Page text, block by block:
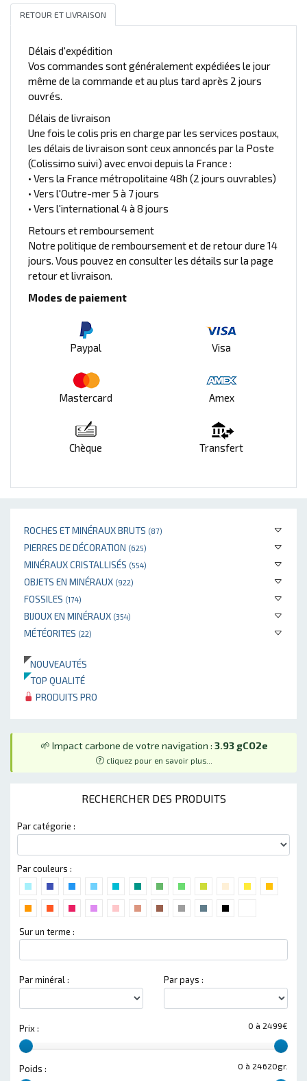
ROCHES ET MINÉRAUX BRUTS (87)
PIERRES DE DÉCORATION (625)
MINÉRAUX CRISTALLISÉS (554)
OBJETS EN MINÉRAUX (922)
FOSSILES (174)
BIJOUX EN MINÉRAUX (354)
MÉTÉORITES (22)
NOUVEAUTÉS
TOP QUALITÉ
PRODUITS PRO
🌱 Impact carbone de votre navigation : 3.93 gCO2e
cliquez pour en savoir plus...
RECHERCHER DES PRODUITS
Par catégorie :
Par couleurs :
Sur un terme :
Par minéral : Par pays :
0 à 2499€
Prix :
0 à 24620gr.
Poids :
RETOUR ET LIVRAISON
Délais d'expédition
Vos commandes sont généralement expédiées le jour
même de la commande et au plus tard après 2 jours
ouvrés.
Délais de livraison
Une fois le colis pris en charge par les services postaux,
les délais de livraison sont ceux annoncés par la Poste
(Colissimo suivi) avec envoi depuis la France :
• Vers la France métropolitaine 48h (2 jours ouvrables)
• Vers l'Outre-mer 5 à 7 jours
• Vers l'international 4 à 8 jours
Retours et remboursement
Notre politique de remboursement et de retour dure 14
jours. Vous pouvez en consulter les détails sur la page
retour et livraison.
Modes de paiement
Paypal Visa
Mastercard Amex
Chèque Transfert